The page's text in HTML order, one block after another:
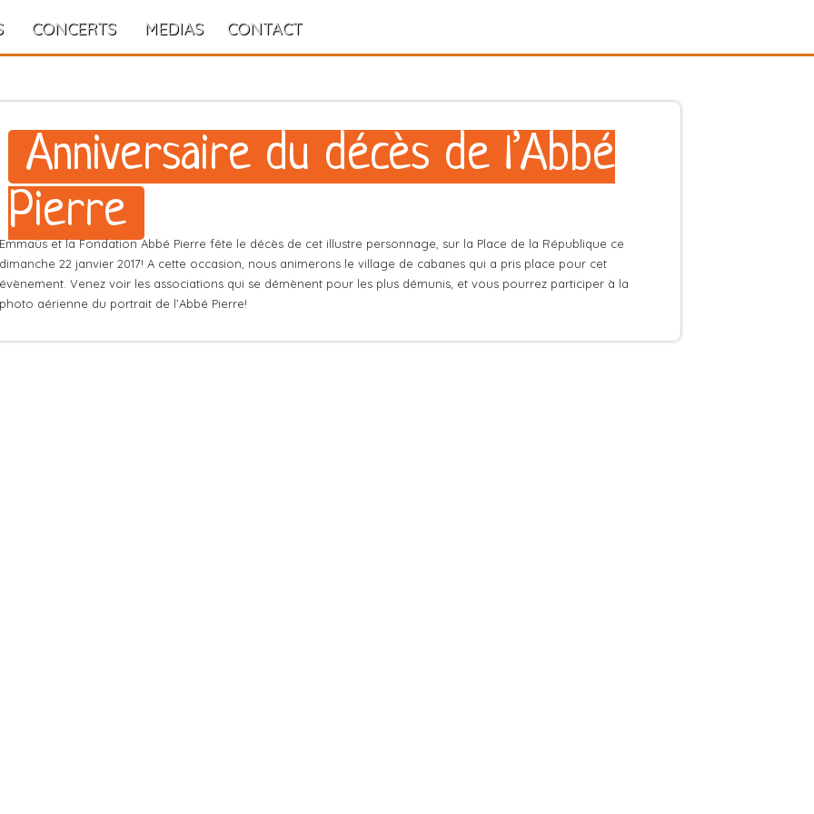
CONCERTS MEDIAS CONTACT
Anniversaire du décès de l’Abbé
Pierre
Emmaüs et la Fondation Abbé Pierre fête le décès de cet illustre personnage, sur la Place de la République ce
dimanche 22 janvier 2017! A cette occasion, nous animerons le village de cabanes qui a pris place pour cet
évènement. Venez voir les associations qui se démènent pour les plus démunis, et vous pourrez participer à la
photo aérienne du portrait de l’Abbé Pierre!